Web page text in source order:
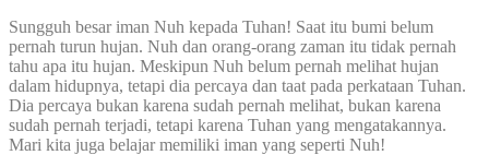
Sungguh besar iman Nuh kepada Tuhan! Saat itu bumi belum
pernah turun hujan. Nuh dan orang-orang zaman itu tidak pernah
tahu apa itu hujan. Meskipun Nuh belum pernah melihat hujan
dalam hidupnya, tetapi dia percaya dan taat pada perkataan Tuhan.
Dia percaya bukan karena sudah pernah melihat, bukan karena
sudah pernah terjadi, tetapi karena Tuhan yang mengatakannya.
Mari kita juga belajar memiliki iman yang seperti Nuh!